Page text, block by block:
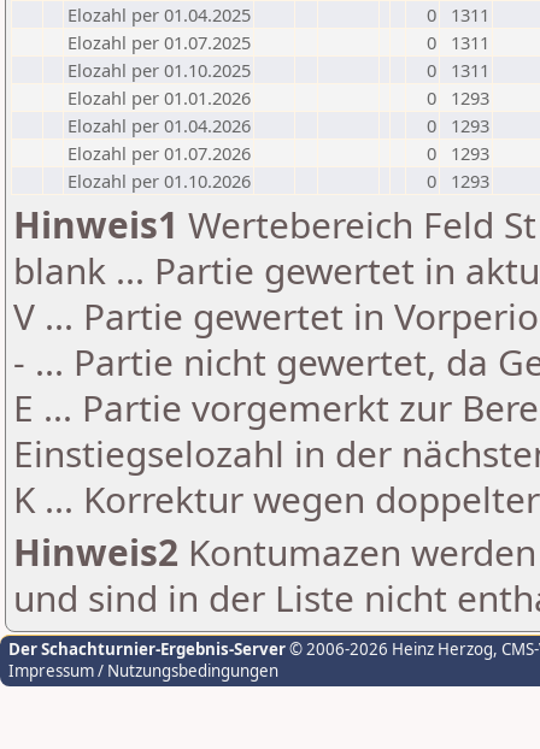
Elozahl per 01.04.2025
0
1311
Elozahl per 01.07.2025
0
1311
Elozahl per 01.10.2025
0
1311
Elozahl per 01.01.2026
0
1293
Elozahl per 01.04.2026
0
1293
Elozahl per 01.07.2026
0
1293
Elozahl per 01.10.2026
0 1293
Hinweis1 Wertebereich Feld
blank ... Partie gewertet in
V ... Partie gewertet in
- ... Partie nicht gewertet, da
E ... Partie vorgemerkt zur
Einstiegselozahl in der
K ... Korrektur wegen
Hinweis2 Kontumazen
und sind in der Liste nicht
Der Schachturnier-Ergebnis-Server© 2006-2026 Heinz Herzog,
Impressum / Nutzungsbedingungen